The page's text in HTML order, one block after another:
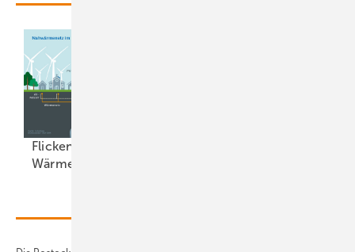
Flickenteppich der
Wärmewende